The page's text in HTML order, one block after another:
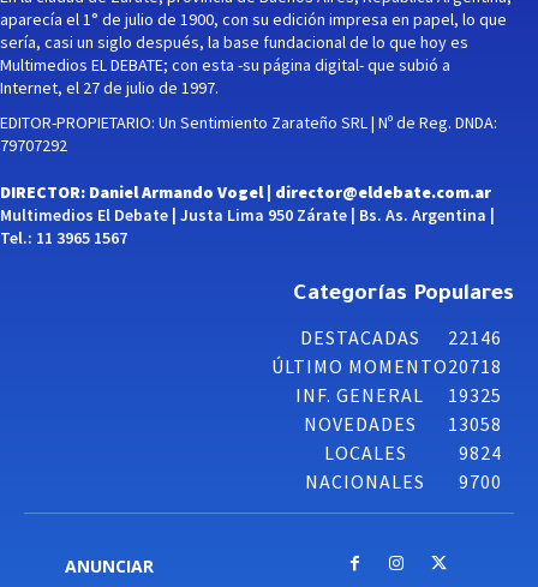
aparecía el 1° de julio de 1900, con su edición impresa en papel, lo que
sería, casi un siglo después, la base fundacional de lo que hoy es
Multimedios EL DEBATE; con esta -su página digital- que subió a
Internet, el 27 de julio de 1997.
EDITOR-PROPIETARIO: Un Sentimiento Zarateño SRL | Nº de Reg. DNDA:
79707292
DIRECTOR: Daniel Armando Vogel | director@eldebate.com.ar
Multimedios El Debate | Justa Lima 950 Zárate | Bs. As. Argentina |
Tel.: 11 3965 1567
Categorías Populares
DESTACADAS
22146
ÚLTIMO MOMENTO20718
INF. GENERAL
19325
NOVEDADES
13058
LOCALES
9824
NACIONALES
9700
ANUNCIAR